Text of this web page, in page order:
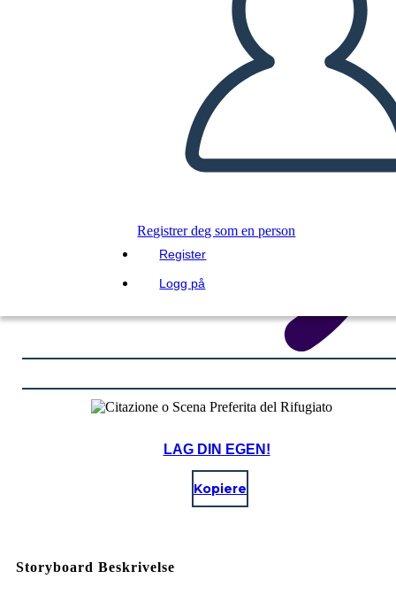
Registrer deg som en person
Register
Logg på
LAG DIN EGEN!
Kopiere
Storyboard Beskrivelse